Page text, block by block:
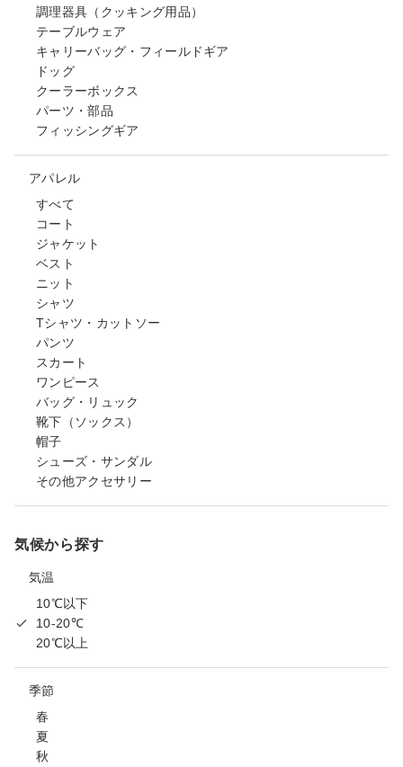
調理器具（クッキング用品）
テーブルウェア
キャリーバッグ・フィールドギア
ドッグ
クーラーボックス
パーツ・部品
フィッシングギア
アパレル
すべて
コート
ジャケット
ベスト
ニット
シャツ
Tシャツ・カットソー
パンツ
スカート
ワンピース
バッグ・リュック
靴下（ソックス）
帽子
シューズ・サンダル
その他アクセサリー
気候から探す
気温
10℃以下
10-20℃
20℃以上
季節
春
夏
秋